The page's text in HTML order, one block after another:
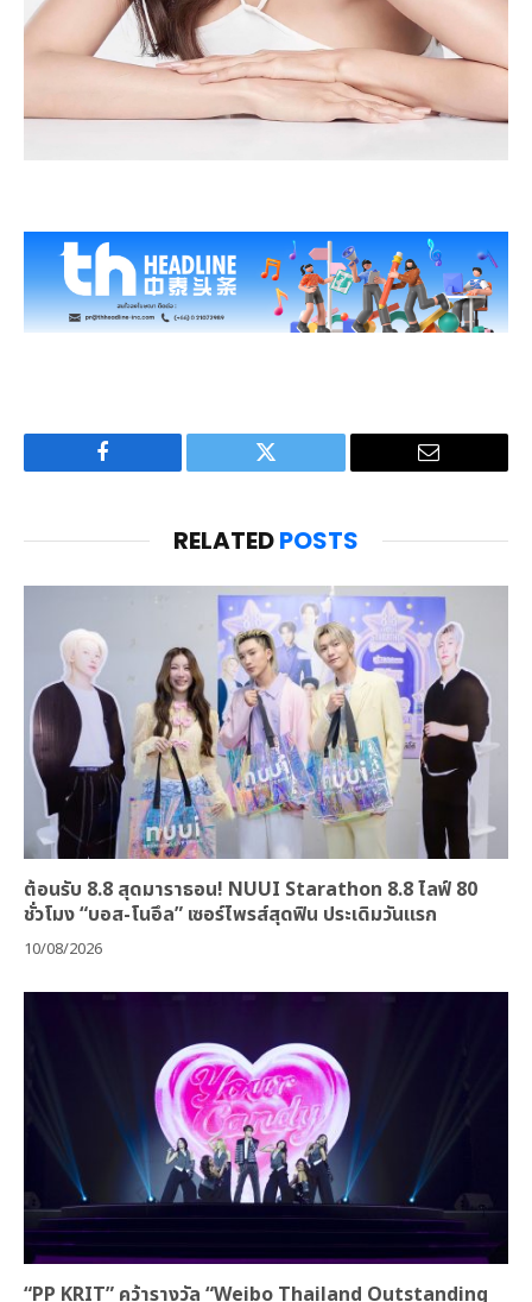
Facebook Twitter Email
RELATEDPOSTS
ต้อนรับ 8.8 สุดมาราธอน! NUUI Starathon 8.8 ไลฟ์ 80
ชั่วโมง “บอส-โนอึล” เซอร์ไพรส์สุดฟิน ประเดิมวันแรก
10/08/2026
“PP KRIT” คว้ารางวัล “Weibo Thailand Outstanding